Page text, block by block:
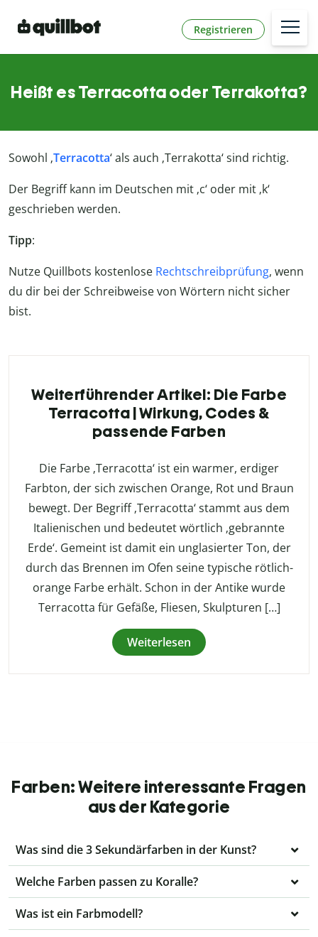
Registrieren
Heißt es Terracotta oder Terrakotta?
Sowohl ‚Terracotta‘ als auch ‚Terrakotta‘ sind richtig.
Der Begriff kann im Deutschen mit ‚c‘ oder mit ‚k‘
geschrieben werden.
Tipp:
Nutze Quillbots kostenlose Rechtschreibprüfung, wenn
du dir bei der Schreibweise von Wörtern nicht sicher
bist.
Weiterführender Artikel: Die Farbe
Terracotta | Wirkung, Codes &
passende Farben
Die Farbe ‚Terracotta‘ ist ein warmer, erdiger
Farbton, der sich zwischen Orange, Rot und Braun
bewegt. Der Begriff ‚Terracotta‘ stammt aus dem
Italienischen und bedeutet wörtlich ‚gebrannte
Erde‘. Gemeint ist damit ein unglasierter Ton, der
durch das Brennen im Ofen seine typische rötlich-
orange Farbe erhält. Schon in der Antike wurde
Terracotta für Gefäße, Fliesen, Skulpturen […]
Weiterlesen
Farben: Weitere interessante Fragen
aus der Kategorie
Was sind die 3 Sekundärfarben in der Kunst?
Welche Farben passen zu Koralle?
Was ist ein Farbmodell?